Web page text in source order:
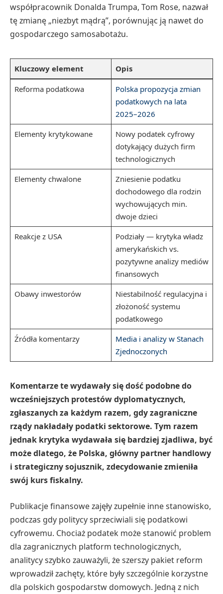
współpracownik Donalda Trumpa, Tom Rose, nazwał
tę zmianę „niezbyt mądrą”, porównując ją nawet do
gospodarczego samosabotażu.
Kluczowy element Opis
Reforma podatkowa
Polska propozycja zmian
podatkowych na lata
2025–2026
Elementy krytykowane
Nowy podatek cyfrowy
dotykający dużych firm
technologicznych
Elementy chwalone
Zniesienie podatku
dochodowego dla rodzin
wychowujących min.
dwoje dzieci
Reakcje z USA
Podziały — krytyka władz
amerykańskich vs.
pozytywne analizy mediów
finansowych
Obawy inwestorów
Niestabilność regulacyjna i
złożoność systemu
podatkowego
Źródła komentarzy
Media i analizy w Stanach
Zjednoczonych
Komentarze te wydawały się dość podobne do
wcześniejszych protestów dyplomatycznych,
zgłaszanych za każdym razem, gdy zagraniczne
rządy nakładały podatki sektorowe. Tym razem
jednak krytyka wydawała się bardziej zjadliwa, być
może dlatego, że Polska, główny partner handlowy
i strategiczny sojusznik, zdecydowanie zmieniła
swój kurs fiskalny.
Publikacje finansowe zajęły zupełnie inne stanowisko,
podczas gdy politycy sprzeciwiali się podatkowi
cyfrowemu. Chociaż podatek może stanowić problem
dla zagranicznych platform technologicznych,
analitycy szybko zauważyli, że szerszy pakiet reform
wprowadził zachęty, które były szczególnie korzystne
dla polskich gospodarstw domowych. Jedną z nich